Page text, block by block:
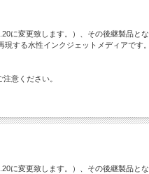
に変更致します。）、その後継製品とな
する水性インクジェットメディアで
意ください。
に変更致します。）、その後継製品とな